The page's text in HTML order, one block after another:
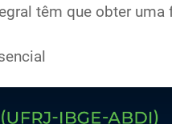
têm que obter